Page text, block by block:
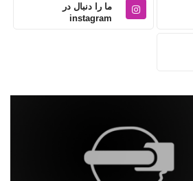
ما را دنبال در
instagram